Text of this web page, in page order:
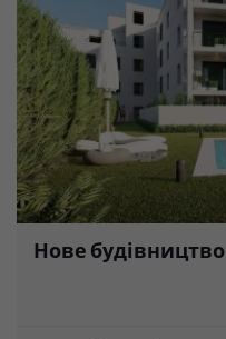
Нове будівництво